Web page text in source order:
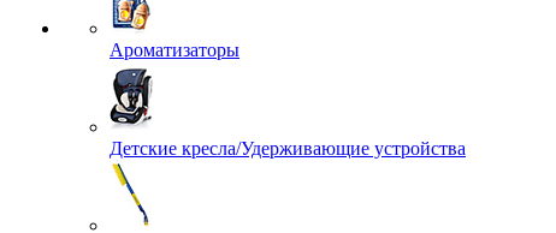
Ароматизаторы
Детские кресла/Удерживающие устройства